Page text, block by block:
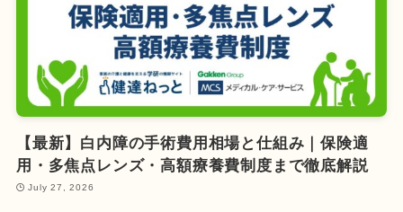
【最新】白内障の手術費用相場と仕組み｜保険適
用・多焦点レンズ・高額療養費制度まで徹底解説
July 27, 2026